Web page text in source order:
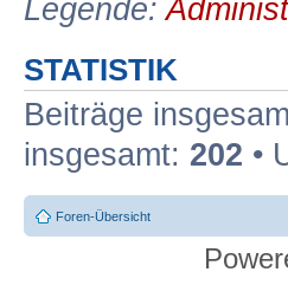
Legende:
STATISTIK
Beiträge
insgesamt: 202 •
Foren-Übersicht